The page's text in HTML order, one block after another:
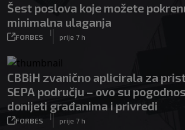
Šest poslova koje možete
minimalna ulaganja
FORBES
|
prije 7 h
CBBiH zvanično aplicirala za
SEPA području – ovo su
donijeti građanima i privredi
FORBES
|
prije 7 h